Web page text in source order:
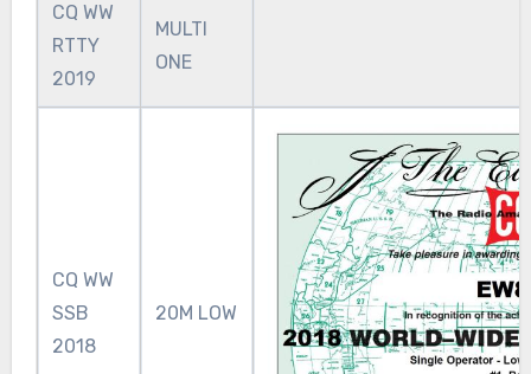
CQ WW
RTTY
2019
MULTI
ONE
CQ WW
SSB
2018
20M LOW